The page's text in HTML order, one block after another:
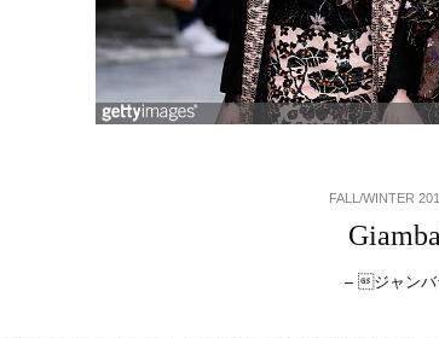
FALL/WINTER
– ジャンバ